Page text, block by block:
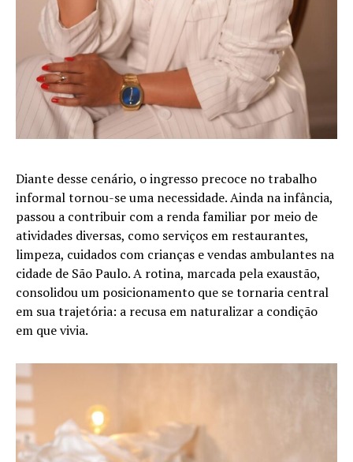
Diante desse cenário, o ingresso precoce no trabalho
informal tornou-se uma necessidade. Ainda na infância,
passou a contribuir com a renda familiar por meio de
atividades diversas, como serviços em restaurantes,
limpeza, cuidados com crianças e vendas ambulantes na
cidade de São Paulo. A rotina, marcada pela exaustão,
consolidou um posicionamento que se tornaria central
em sua trajetória: a recusa em naturalizar a condição
em que vivia.